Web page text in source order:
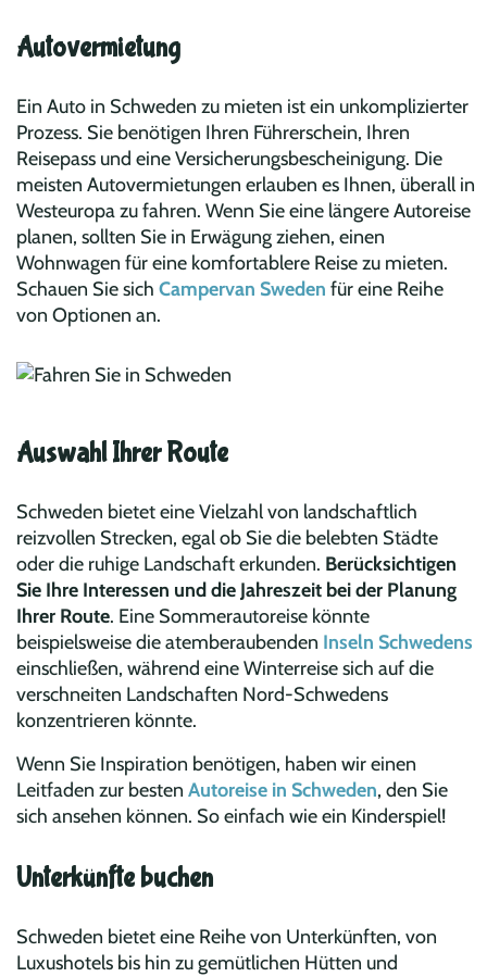
Autovermietung
Ein Auto in Schweden zu mieten ist ein unkomplizierter
Prozess. Sie benötigen Ihren Führerschein, Ihren
Reisepass und eine Versicherungsbescheinigung. Die
meisten Autovermietungen erlauben es Ihnen, überall in
Westeuropa zu fahren. Wenn Sie eine längere Autoreise
planen, sollten Sie in Erwägung ziehen, einen
Wohnwagen für eine komfortablere Reise zu mieten.
Schauen Sie sich Campervan Sweden für eine Reihe
von Optionen an.
Auswahl Ihrer Route
Schweden bietet eine Vielzahl von landschaftlich
reizvollen Strecken, egal ob Sie die belebten Städte
oder die ruhige Landschaft erkunden. Berücksichtigen
Sie Ihre Interessen und die Jahreszeit bei der Planung
Ihrer Route. Eine Sommerautoreise könnte
beispielsweise die atemberaubenden Inseln Schwedens
einschließen, während eine Winterreise sich auf die
verschneiten Landschaften Nord-Schwedens
konzentrieren könnte.
Wenn Sie Inspiration benötigen, haben wir einen
Leitfaden zur besten Autoreise in Schweden, den Sie
sich ansehen können. So einfach wie ein Kinderspiel!
Unterkünfte buchen
Schweden bietet eine Reihe von Unterkünften, von
Luxushotels bis hin zu gemütlichen Hütten und